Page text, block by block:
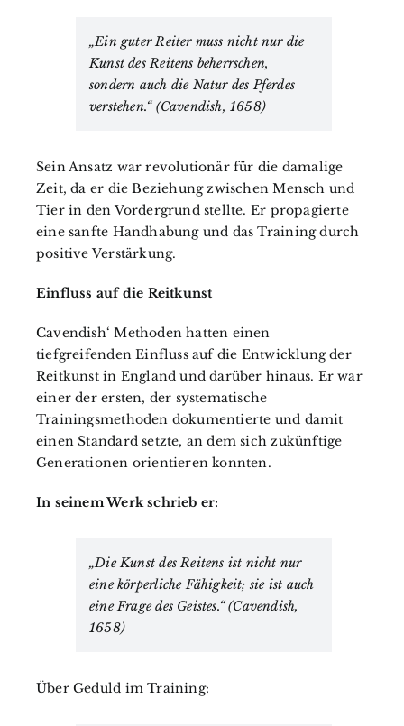
„Ein guter Reiter muss nicht nur die
Kunst des Reitens beherrschen,
sondern auch die Natur des Pferdes
verstehen.“ (Cavendish, 1658)
Sein Ansatz war revolutionär für die damalige
Zeit, da er die Beziehung zwischen Mensch und
Tier in den Vordergrund stellte. Er propagierte
eine sanfte Handhabung und das Training durch
positive Verstärkung.
Einfluss auf die Reitkunst
Cavendish‘ Methoden hatten einen
tiefgreifenden Einfluss auf die Entwicklung der
Reitkunst in England und darüber hinaus. Er war
einer der ersten, der systematische
Trainingsmethoden dokumentierte und damit
einen Standard setzte, an dem sich zukünftige
Generationen orientieren konnten.
In seinem Werk schrieb er:
„Die Kunst des Reitens ist nicht nur
eine körperliche Fähigkeit; sie ist auch
eine Frage des Geistes.“ (Cavendish,
1658)
Über Geduld im Training: